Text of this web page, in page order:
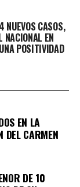
total)
NUEVOS CASOS,
EN
POSITIVIDAD
EN LA
DEL CARMEN
DE 10